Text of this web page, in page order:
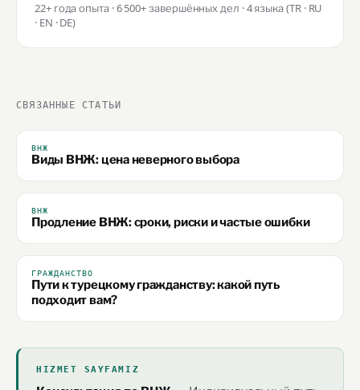
22+ года опыта · 6 500+ завершённых дел · 4 языка (TR · RU
· EN · DE)
СВЯЗАННЫЕ СТАТЬИ
ВНЖ
Виды ВНЖ: цена неверного выбора
ВНЖ
Продление ВНЖ: сроки, риски и частые ошибки
ГРАЖДАНСТВО
Пути к турецкому гражданству: какой путь
подходит вам?
HIZMET SAYFAMIZ